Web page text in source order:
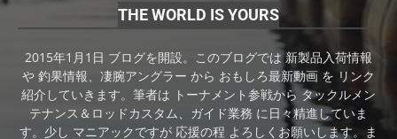
THE WORLD IS YOURS
2015年1月1日 ブログを開設。このブログでは 新製品入荷情報
や 釣果情報、凄腕アングラー から おもしろ最新動画 を リンク
紹介していきます。筆者は トーナメント参戦から タックルメン
テナンス＆ロッドカスタム、ガイド業務 に日々精進していま
す。少し マニアックですが 応援の程 よろしくお願いします。ま